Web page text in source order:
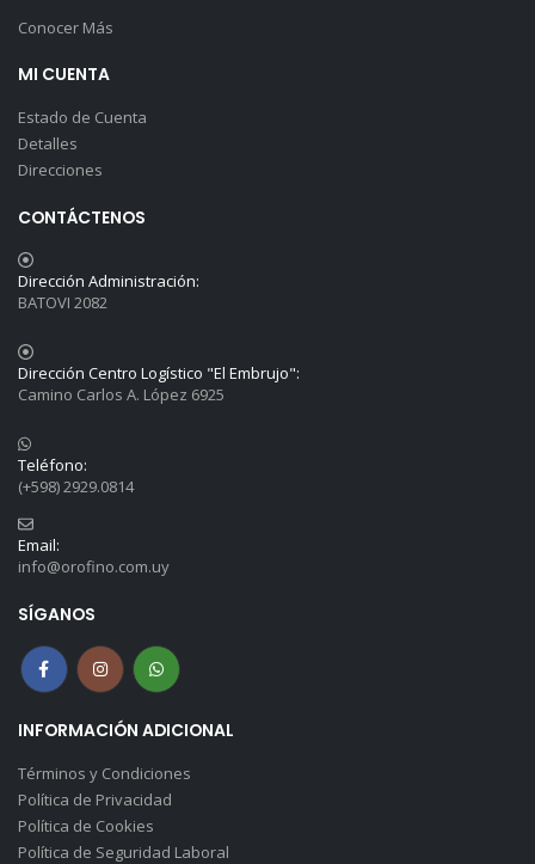
Conocer Más
MI CUENTA
Estado de Cuenta
Detalles
Direcciones
CONTÁCTENOS
Dirección Administración:
BATOVI 2082
Dirección Centro Logístico "El Embrujo":
Camino Carlos A. López 6925
Teléfono:
(+598) 2929.0814
Email:
info@orofino.com.uy
SÍGANOS
INFORMACIÓN ADICIONAL
Términos y Condiciones
Política de Privacidad
Política de Cookies
Política de Seguridad Laboral